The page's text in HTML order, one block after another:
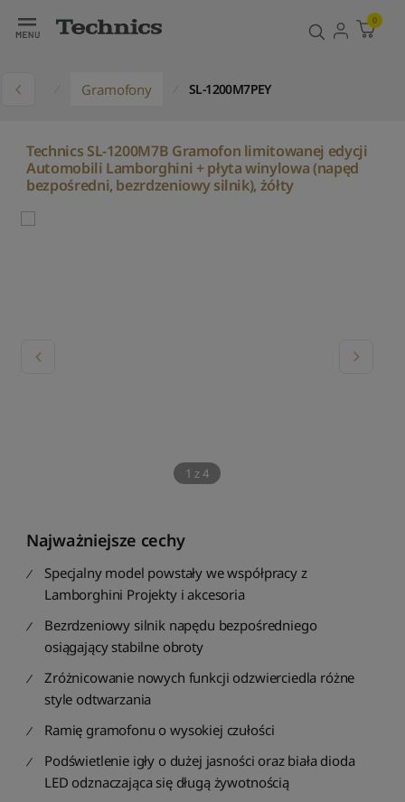
0
Gramofony SL-1200M7PEY
Technics SL-1200M7B Gramofon limitowanej edycji
Automobili Lamborghini + płyta winylowa (napęd
bezpośredni, bezrdzeniowy silnik), żółty
1 z4
Najważniejsze cechy
Specjalny model powstały we współpracy z
Lamborghini Projekty i akcesoria
Bezrdzeniowy silnik napędu bezpośredniego
osiągający stabilne obroty
Zróżnicowanie nowych funkcji odzwierciedla różne
style odtwarzania
Ramię gramofonu o wysokiej czułości
Podświetlenie igły o dużej jasności oraz biała dioda
LED odznaczająca się długą żywotnością